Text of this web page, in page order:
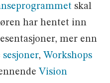
skal
har hentet inn
mer enn
sesjoner, Workshops
Vision